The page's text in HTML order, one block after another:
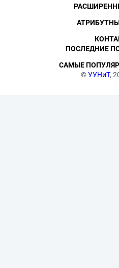
©УУНиТ,
ПОСЛЕДНИЕ
САМЫЕ